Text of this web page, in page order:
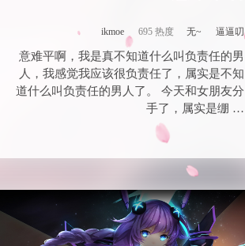
ikmoe 695 热度 无~ 逼逼叨
意难平啊，我是真不知道什么叫负责任的男
人，我感觉我应该很负责任了，属实是不知
道什么叫负责任的男人了。 今天和女朋友分
手了，属实是绷 …